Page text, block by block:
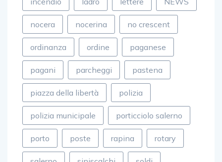
nocera nocerina no crescent
ordinanza ordine paganese
pagani parcheggi pastena
piazza della libertà polizia
polizia municipale porticciolo salerno
porto poste rapina rotary